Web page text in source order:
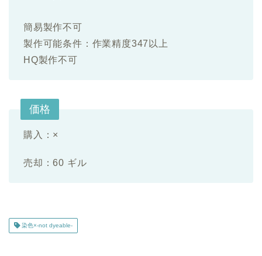
簡易製作不可
製作可能条件：作業精度347以上
HQ製作不可
価格
購入：×
売却：60 ギル
染色×-not dyeable-